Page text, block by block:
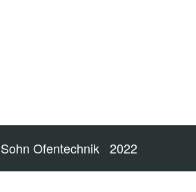
Ofentechnik 2022